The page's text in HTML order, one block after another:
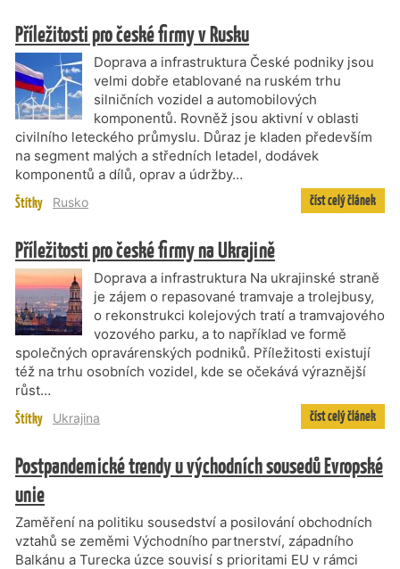
Příležitosti pro české firmy v Rusku
Doprava a infrastruktura České podniky jsou
velmi dobře etablované na ruském trhu
silničních vozidel a automobilových
komponentů. Rovněž jsou aktivní v oblasti
civilního leteckého průmyslu. Důraz je kladen především
na segment malých a středních letadel, dodávek
komponentů a dílů, oprav a údržby…
Štítky Rusko číst celý článek
Příležitosti pro české firmy na Ukrajině
Doprava a infrastruktura Na ukrajinské straně
je zájem o repasované tramvaje a trolejbusy,
o rekonstrukci kolejových tratí a tramvajového
vozového parku, a to například ve formě
společných opravárenských podniků. Příležitosti existují
též na trhu osobních vozidel, kde se očekává výraznější
růst…
Štítky Ukrajina číst celý článek
Postpandemické trendy u východních sousedů Evropské
unie
Zaměření na politiku sousedství a posilování obchodních
vztahů se zeměmi Východního partnerství, západního
Balkánu a Turecka úzce souvisí s prioritami EU v rámci